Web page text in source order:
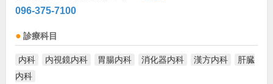
096-375-7100
診療科目
内科 内視鏡内科 胃腸内科 消化器内科 漢方内科
肝臓
内科